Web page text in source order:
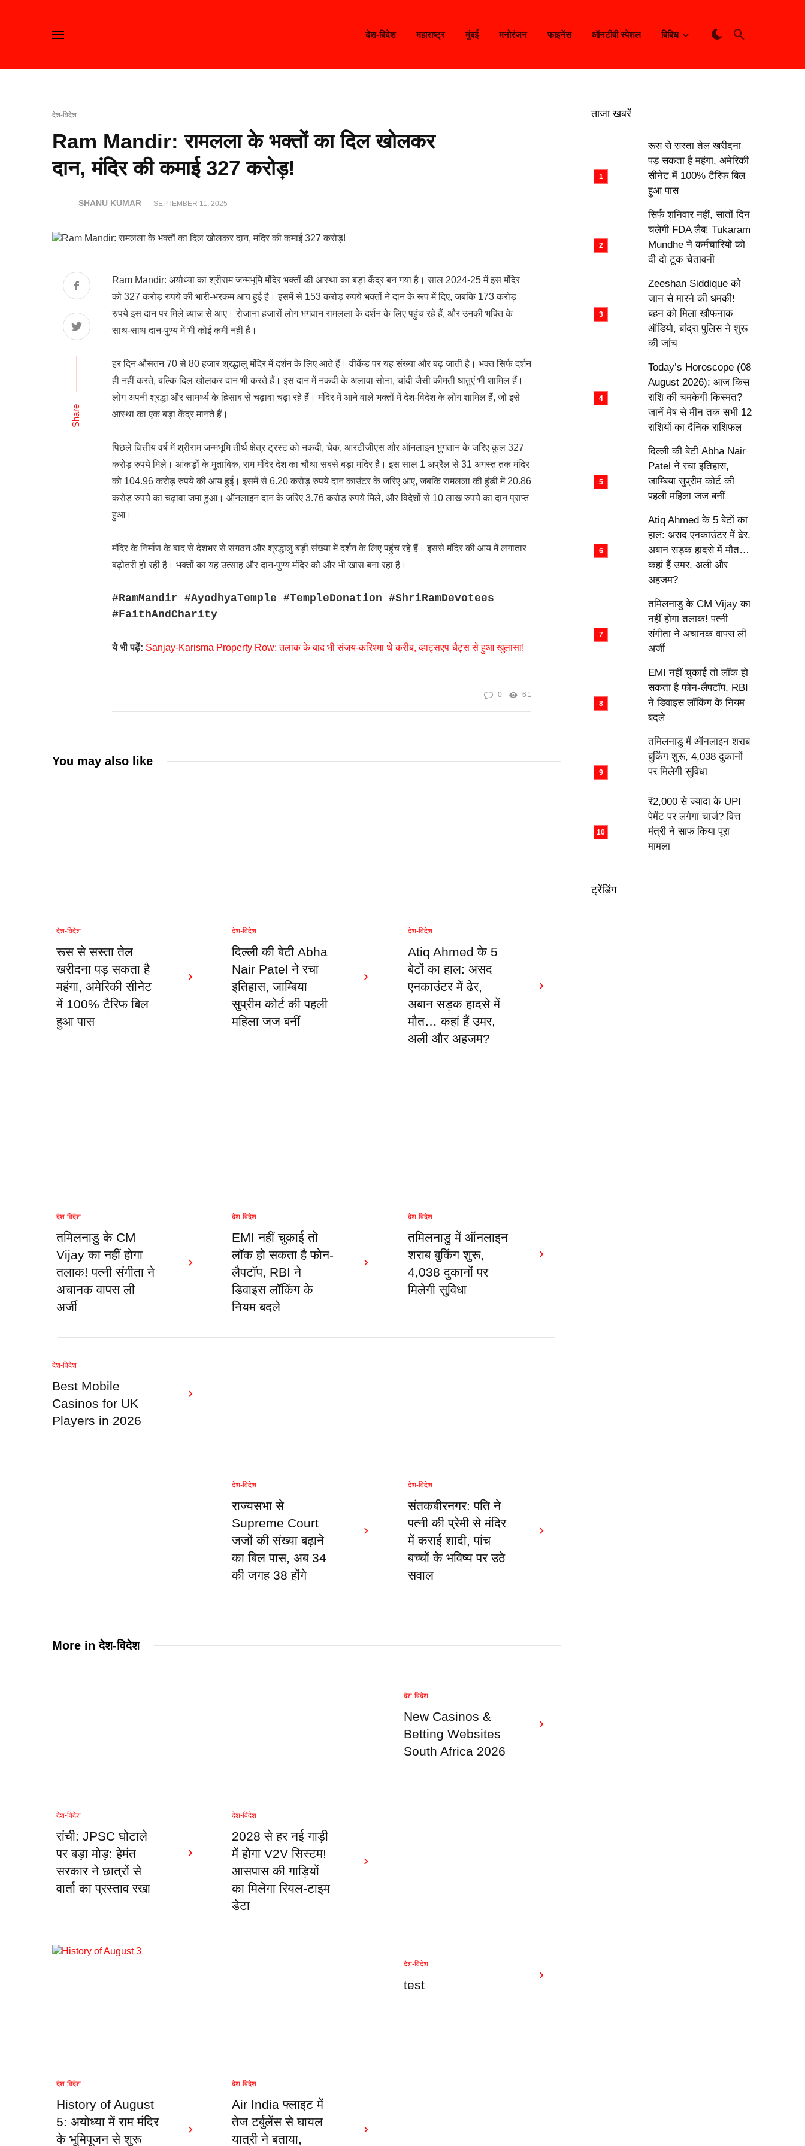
देश-विदेश महाराष्ट्र मुंबई मनोरंजन फाइनेंस ऑनटीवी स्पेशल विविध
देश-विदेश
Ram Mandir: रामलला के भक्तों का दिल खोलकर
दान, मंदिर की कमाई 327 करोड़!
SHANU KUMAR SEPTEMBER 11, 2025
Share
Ram Mandir: अयोध्या का श्रीराम जन्मभूमि मंदिर भक्तों की आस्था का बड़ा केंद्र बन गया है। साल 2024-25 में इस मंदिर
को 327 करोड़ रुपये की भारी-भरकम आय हुई है। इसमें से 153 करोड़ रुपये भक्तों ने दान के रूप में दिए, जबकि 173 करोड़
रुपये इस दान पर मिले ब्याज से आए। रोजाना हजारों लोग भगवान रामलला के दर्शन के लिए पहुंच रहे हैं, और उनकी भक्ति के
साथ-साथ दान-पुण्य में भी कोई कमी नहीं है।
हर दिन औसतन 70 से 80 हजार श्रद्धालु मंदिर में दर्शन के लिए आते हैं। वीकेंड पर यह संख्या और बढ़ जाती है। भक्त सिर्फ दर्शन
ही नहीं करते, बल्कि दिल खोलकर दान भी करते हैं। इस दान में नकदी के अलावा सोना, चांदी जैसी कीमती धातुएं भी शामिल हैं।
लोग अपनी श्रद्धा और सामर्थ्य के हिसाब से चढ़ावा चढ़ा रहे हैं। मंदिर में आने वाले भक्तों में देश-विदेश के लोग शामिल हैं, जो इसे
आस्था का एक बड़ा केंद्र मानते हैं।
पिछले वित्तीय वर्ष में श्रीराम जन्मभूमि तीर्थ क्षेत्र ट्रस्ट को नकदी, चेक, आरटीजीएस और ऑनलाइन भुगतान के जरिए कुल 327
करोड़ रुपये मिले। आंकड़ों के मुताबिक, राम मंदिर देश का चौथा सबसे बड़ा मंदिर है। इस साल 1 अप्रैल से 31 अगस्त तक मंदिर
को 104.96 करोड़ रुपये की आय हुई। इसमें से 6.20 करोड़ रुपये दान काउंटर के जरिए आए, जबकि रामलला की हुंडी में 20.86
करोड़ रुपये का चढ़ावा जमा हुआ। ऑनलाइन दान के जरिए 3.76 करोड़ रुपये मिले, और विदेशों से 10 लाख रुपये का दान प्राप्त
हुआ।
मंदिर के निर्माण के बाद से देशभर से संगठन और श्रद्धालु बड़ी संख्या में दर्शन के लिए पहुंच रहे हैं। इससे मंदिर की आय में लगातार
बढ़ोतरी हो रही है। भक्तों का यह उत्साह और दान-पुण्य मंदिर को और भी खास बना रहा है।
#RamMandir #AyodhyaTemple #TempleDonation #ShriRamDevotees
#FaithAndCharity
ये भी पढ़ें: Sanjay-Karisma Property Row: तलाक के बाद भी संजय-करिश्मा थे करीब, व्हाट्सएप चैट्स से हुआ खुलासा!
0 61
You may also like
देश-विदेश
रूस से सस्ता तेल
खरीदना पड़ सकता है
महंगा, अमेरिकी सीनेट
में 100% टैरिफ बिल
हुआ पास
देश-विदेश
दिल्ली की बेटी Abha
Nair Patel ने रचा
इतिहास, जाम्बिया
सुप्रीम कोर्ट की पहली
महिला जज बनीं
देश-विदेश
Atiq Ahmed के 5
बेटों का हाल: असद
एनकाउंटर में ढेर,
अबान सड़क हादसे में
मौत… कहां हैं उमर,
अली और अहजम?
देश-विदेश
तमिलनाडु के CM
Vijay का नहीं होगा
तलाक! पत्नी संगीता ने
अचानक वापस ली
अर्जी
देश-विदेश
EMI नहीं चुकाई तो
लॉक हो सकता है फोन-
लैपटॉप, RBI ने
डिवाइस लॉकिंग के
नियम बदले
देश-विदेश
तमिलनाडु में ऑनलाइन
शराब बुकिंग शुरू,
4,038 दुकानों पर
मिलेगी सुविधा
देश-विदेश
Best Mobile
Casinos for UK
Players in 2026
देश-विदेश
राज्यसभा से
Supreme Court
जजों की संख्या बढ़ाने
का बिल पास, अब 34
की जगह 38 होंगे
देश-विदेश
संतकबीरनगर: पति ने
पत्नी की प्रेमी से मंदिर
में कराई शादी, पांच
बच्चों के भविष्य पर उठे
सवाल
More inदेश-विदेश
देश-विदेश
रांची: JPSC घोटाले
पर बड़ा मोड़: हेमंत
सरकार ने छात्रों से
वार्ता का प्रस्ताव रखा
देश-विदेश
2028 से हर नई गाड़ी
में होगा V2V सिस्टम!
आसपास की गाड़ियों
का मिलेगा रियल-टाइम
डेटा
देश-विदेश
New Casinos &
Betting Websites
South Africa 2026
देश-विदेश
History of August
5: अयोध्या में राम मंदिर
के भूमिपूजन से शुरू
देश-विदेश
Air India फ्लाइट में
तेज टर्बुलेंस से घायल
यात्री ने बताया,
देश-विदेश
test
ताजा खबरें
रूस से सस्ता तेल खरीदना
पड़ सकता है महंगा, अमेरिकी
सीनेट में 100% टैरिफ बिल
हुआ पास
सिर्फ शनिवार नहीं, सातों दिन
चलेगी FDA लैब! Tukaram
Mundhe ने कर्मचारियों को
दी दो टूक चेतावनी
Zeeshan Siddique को
जान से मारने की धमकी!
बहन को मिला खौफनाक
ऑडियो, बांद्रा पुलिस ने शुरू
की जांच
Today’s Horoscope (08
August 2026): आज किस
राशि की चमकेगी किस्मत?
जानें मेष से मीन तक सभी 12
राशियों का दैनिक राशिफल
दिल्ली की बेटी Abha Nair
Patel ने रचा इतिहास,
जाम्बिया सुप्रीम कोर्ट की
पहली महिला जज बनीं
Atiq Ahmed के 5 बेटों का
हाल: असद एनकाउंटर में ढेर,
अबान सड़क हादसे में मौत…
कहां हैं उमर, अली और
अहजम?
तमिलनाडु के CM Vijay का
नहीं होगा तलाक! पत्नी
संगीता ने अचानक वापस ली
अर्जी
EMI नहीं चुकाई तो लॉक हो
सकता है फोन-लैपटॉप, RBI
ने डिवाइस लॉकिंग के नियम
बदले
तमिलनाडु में ऑनलाइन शराब
बुकिंग शुरू, 4,038 दुकानों
पर मिलेगी सुविधा
₹2,000 से ज्यादा के UPI
पेमेंट पर लगेगा चार्ज? वित्त
मंत्री ने साफ किया पूरा
मामला
ट्रेंडिंग